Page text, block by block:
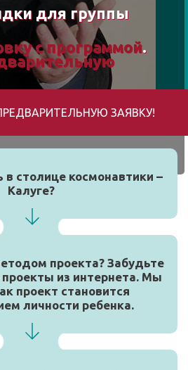
для группы
с программой.
ЗАЯВКУ!
в столице космонавтики –
Калуге?
проекта? Забудьте
из интернета. Мы
проект становится
личности ребенка.